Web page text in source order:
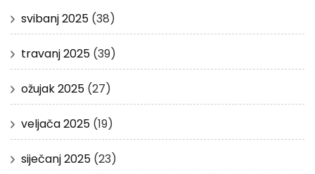
svibanj 2025 (38)
travanj 2025 (39)
ožujak 2025 (27)
veljača 2025 (19)
siječanj 2025 (23)